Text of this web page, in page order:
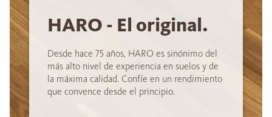
HARO - El original.
Desde hace 75 años, HARO es sinónimo del
más alto nivel de experiencia en suelos y de
la máxima calidad. Confíe en un rendimiento
que convence desde el principio.